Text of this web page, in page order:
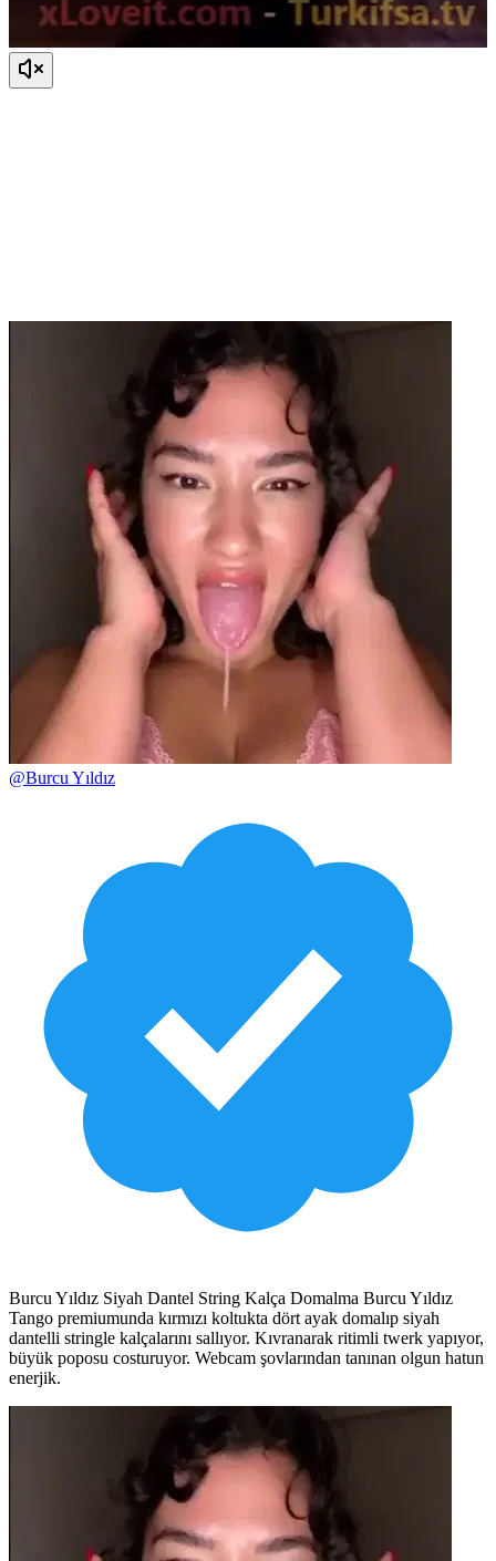
@Burcu Yıldız
Burcu Yıldız Siyah Dantel String Kalça Domalma Burcu Yıldız
Tango premiumunda kırmızı koltukta dört ayak domalıp siyah
dantelli stringle kalçalarını sallıyor. Kıvranarak ritimli twerk yapıyor,
büyük poposu costuruyor. Webcam şovlarından tanınan olgun hatun
enerjik.